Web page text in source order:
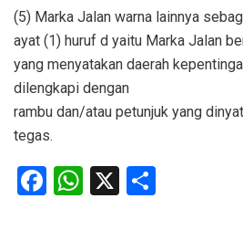
(5) Marka Jalan warna lainnya
ayat (1) huruf d yaitu Marka Jalan
yang menyatakan daerah
dilengkapi dengan
rambu dan/atau petunjuk yang
tegas.
Facebook
WhatsApp
X